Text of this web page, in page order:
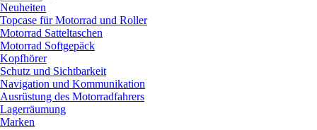
Neuheiten
Topcase für Motorrad und Roller
Motorrad Satteltaschen
Motorrad Softgepäck
Kopfhörer
Schutz und Sichtbarkeit
Navigation und Kommunikation
Ausrüstung des Motorradfahrers
Lagerräumung
Marken